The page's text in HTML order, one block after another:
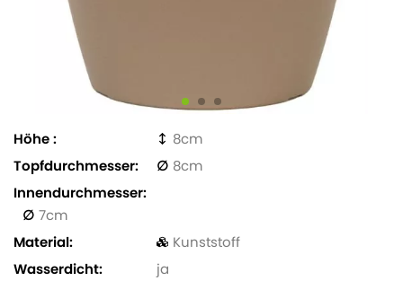
Höhe
8
Topfdurchmesser
8
Innendurchmesser
7
Material
Kunststoff
Wasserdicht
ja